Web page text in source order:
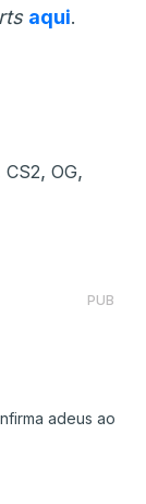
aqui.
CS2, OG,
PUB
adeus ao